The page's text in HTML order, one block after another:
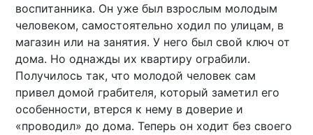
воспитанника. Он уже был взрослым молодым
человеком, самостоятельно ходил по улицам, в
магазин или на занятия. У него был свой ключ от
дома. Но однажды их квартиру ограбили.
Получилось так, что молодой человек сам
привел домой грабителя, который заметил его
особенности, втерся к нему в доверие и
«проводил» до дома. Теперь он ходит без своего